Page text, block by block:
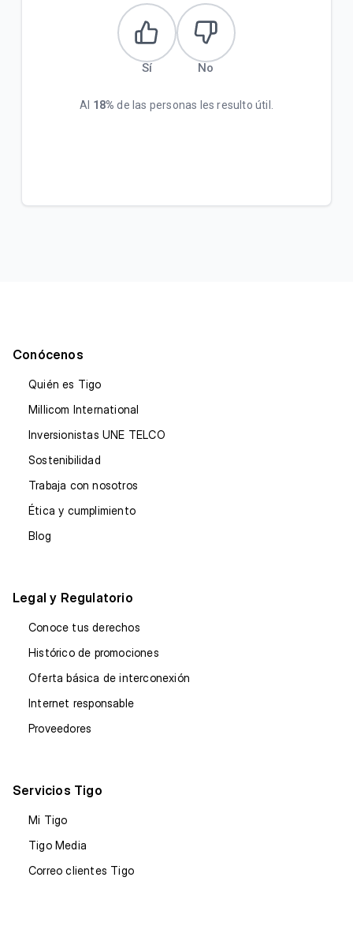
Sí No
Al 18% de las personas les resulto útil.
Conócenos
Quién es Tigo
Millicom International
Inversionistas UNE TELCO
Sostenibilidad
Trabaja con nosotros
Ética y cumplimiento
Blog
Legal y Regulatorio
Conoce tus derechos
Histórico de promociones
Oferta básica de interconexión
Internet responsable
Proveedores
Servicios Tigo
Mi Tigo
Tigo Media
Correo clientes Tigo